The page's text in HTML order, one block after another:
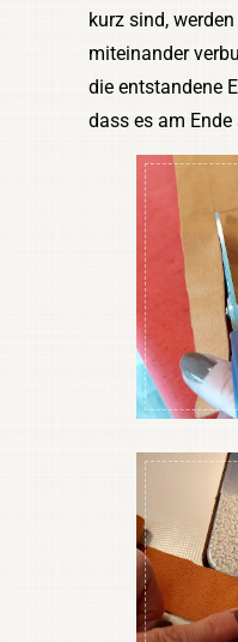
kurz sind,
miteinander
die entstandene
dass es am